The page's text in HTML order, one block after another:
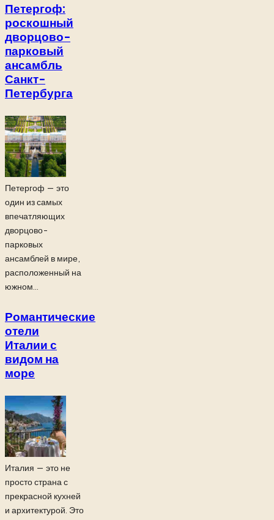
Петергоф:
роскошный
дворцово-
парковый
ансамбль
Санкт-
Петербурга
Петергоф — это
один из самых
впечатляющих
дворцово-
парковых
ансамблей в мире,
расположенный на
южном...
Романтические
отели
Италии с
видом на
море
Италия — это не
просто страна с
прекрасной кухней
и архитектурой. Это